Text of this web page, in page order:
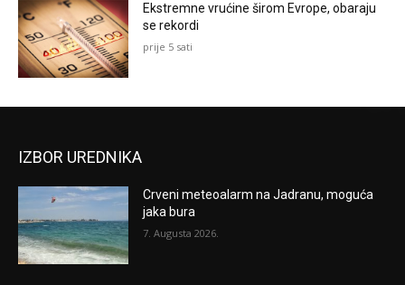
Ekstremne vrućine širom Evrope, obaraju
se rekordi
prije 5 sati
IZBOR UREDNIKA
Crveni meteoalarm na Jadranu, moguća
jaka bura
7. Augusta 2026.